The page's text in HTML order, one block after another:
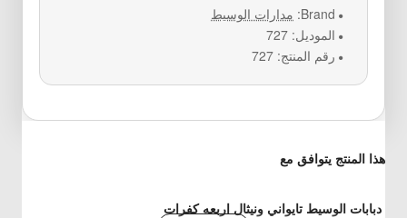
Brand: مدارات الوسيط
الموديل: 727
رقم المنتج: 727
هذا المنتج يتوافق مع
دبابات الوسيط تايواني ونيثال اربعه كفرات